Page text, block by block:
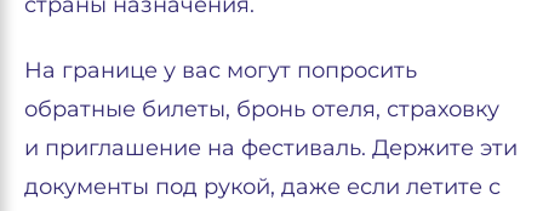
На границе у вас могут попросить
обратные билеты, бронь отеля, страховку
и приглашение на фестиваль. Держите эти
документы под рукой, даже если летите с